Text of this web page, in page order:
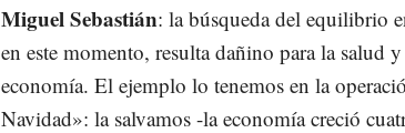
Miguel Sebastián: la búsqueda del equilibrio
en este momento, resulta dañino para la salud
economía. El ejemplo lo tenemos en la
Navidad»: la salvamos -la economía creció